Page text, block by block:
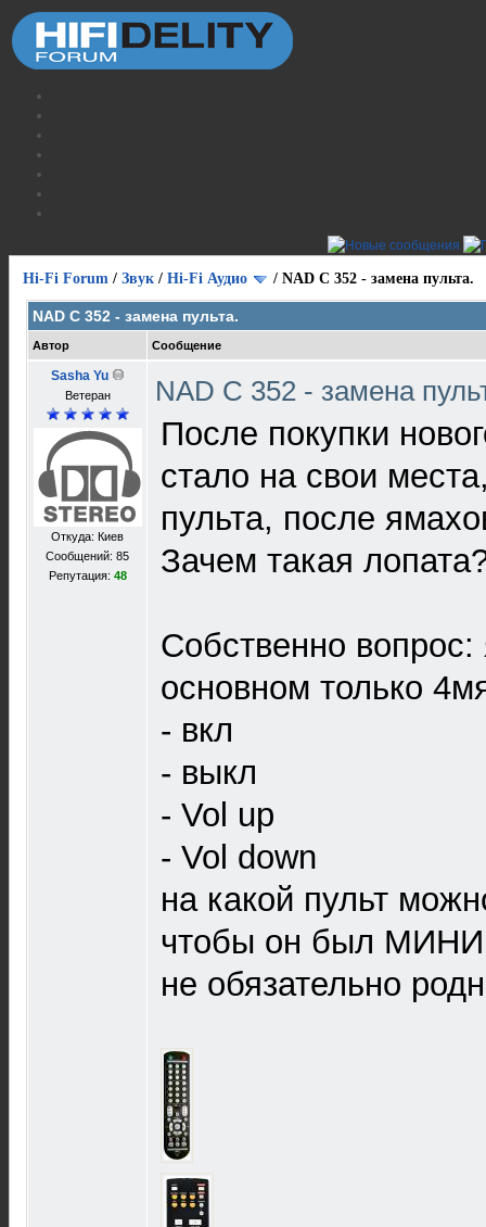
Hi-Fi Forum / Звук / Hi-Fi Аудио / NAD C 352 - замена пульта.
NAD C 352 - замена пульта.
Автор Сообщение
Sasha Yu
Ветеран
Откуда: Киев
Сообщений: 85
Репутация: 48
NAD C 352 - замена
После покупки
стало на свои
пульта, после
Зачем такая
Собственно
основном только
- вкл
- выкл
- Vol up
- Vol down
на какой пульт
чтобы он был
не обязательно